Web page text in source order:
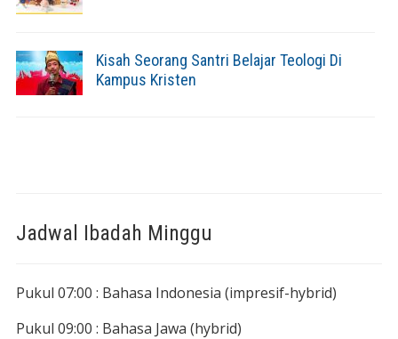
Kisah Seorang Santri Belajar Teologi Di
Kampus Kristen
Jadwal Ibadah Minggu
Pukul 07:00 : Bahasa Indonesia (impresif-hybrid)
Pukul 09:00 : Bahasa Jawa (hybrid)